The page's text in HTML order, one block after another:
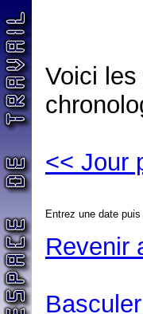
Voici
<< Jour
Entrez une date
Revenir